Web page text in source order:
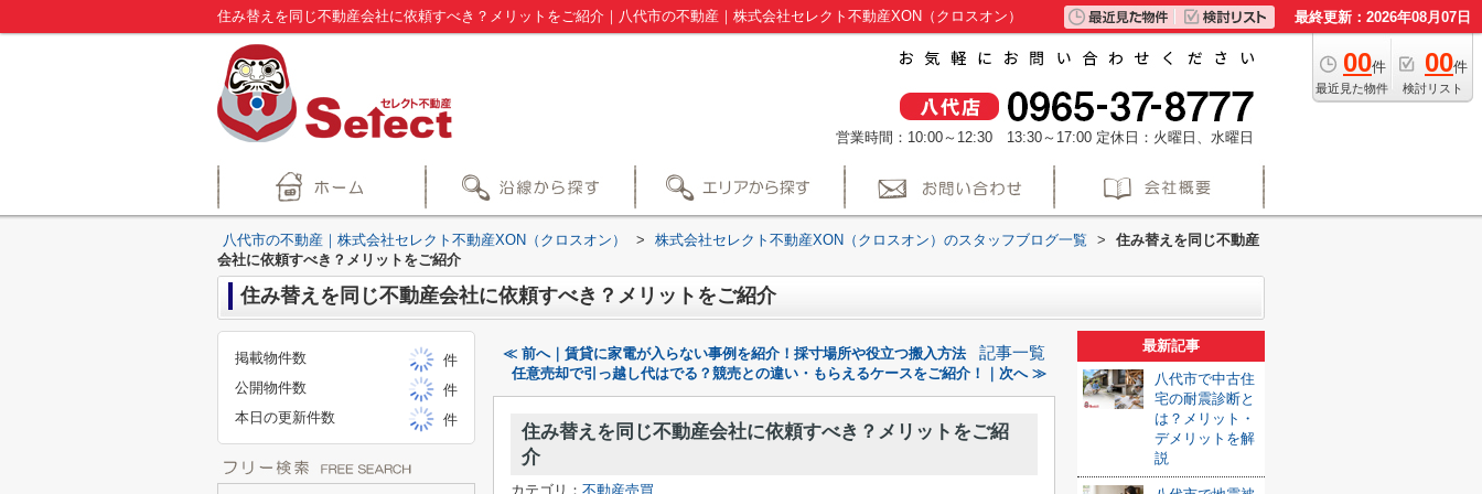
住み替えを同じ不動産会社に依頼すべき？メリットをご紹介｜八代市の不動産｜株式会社セレクト不動産XON（クロスオン） 最終更新：2026年08月07日
00件
最近見た物件
00件
検討リスト
営業時間：10:00～12:30 13:30～17:00 定休日：火曜日、水曜日
八代市の不動産｜株式会社セレクト不動産XON（クロスオン） > 株式会社セレクト不動産XON（クロスオン）のスタッフブログ一覧 >
住み替えを同じ不動産
会社に依頼すべき？メリットをご紹介
住み替えを同じ不動産会社に依頼すべき？メリットをご紹介
≪ 前へ｜賃貸に家電が入らない事例を紹介！採寸場所や役立つ搬入方法 記事一覧
任意売却で引っ越し代はでる？競売との違い・もらえるケースをご紹介！｜次へ ≫
住み替えを同じ不動産会社に依頼すべき？メリットをご紹
介
カテゴリ： 不動産売買
最新記事
八代市で中古住
宅の耐震診断と
は？メリット・
デメリットを解
説
掲載物件数
件
公開物件数
件
本日の更新件数
件